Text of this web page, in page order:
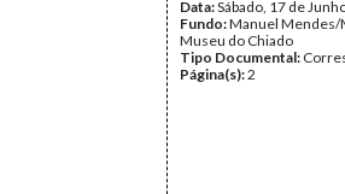
Data:Sábado, 17 de
Fundo:Manuel Mendes/
Museu do Chiado
Tipo Documental:
Página(s):2